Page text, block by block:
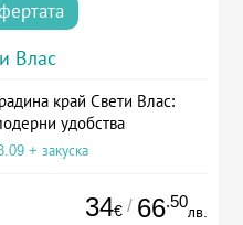
Влас
край Свети Влас:
удобства
+ закуска
34€ / 66.50
лв.